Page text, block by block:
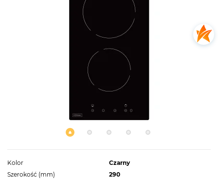
Kolor
Czarny
Szerokość (mm)
290